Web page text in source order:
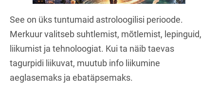
See on üks tuntumaid astroloogilisi perioode.
Merkuur valitseb suhtlemist, mõtlemist, lepinguid,
liikumist ja tehnoloogiat. Kui ta näib taevas
tagurpidi liikuvat, muutub info liikumine
aeglasemaks ja ebatäpsemaks.